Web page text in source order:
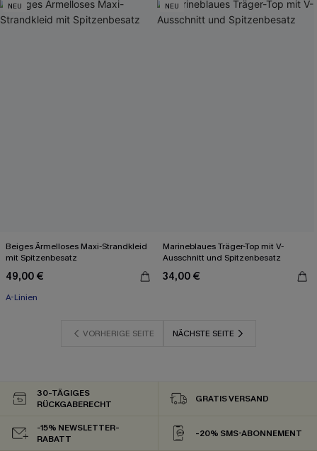
NEU
Beiges Ärmelloses Maxi-Strandkleid
mit Spitzenbesatz
49,00 €
A-Linien
NEU
Marineblaues Träger-Top mit V-
Ausschnitt und Spitzenbesatz
34,00 €
VORHERIGE SEITE NÄCHSTE SEITE
30-TÄGIGES
RÜCKGABERECHT
GRATIS VERSAND
-15% NEWSLETTER-
RABATT
-20% SMS-ABONNEMENT